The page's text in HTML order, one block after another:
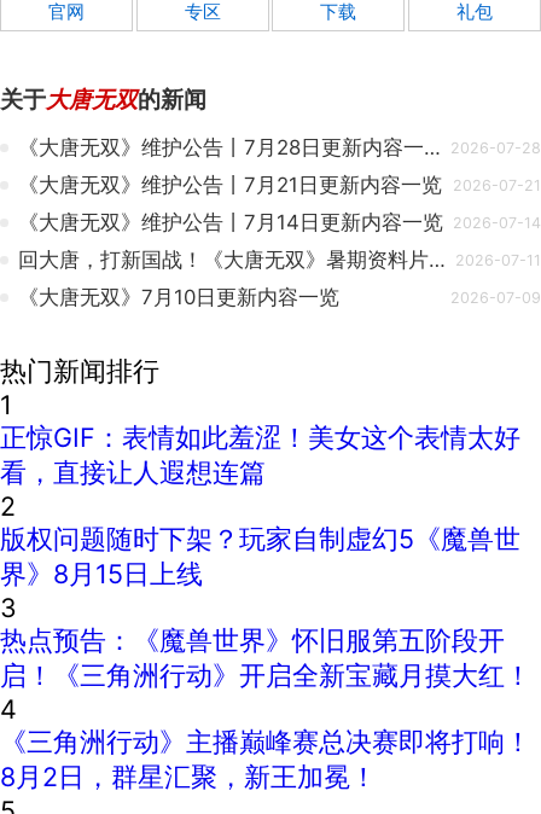
官网 专区 下载 礼包
关于大唐无双的新闻
《大唐无双》维护公告丨7月28日更新内容一览 2026-07-28
《大唐无双》维护公告丨7月21日更新内容一览 2026-07-21
《大唐无双》维护公告丨7月14日更新内容一览 2026-07-14
回大唐，打新国战！《大唐无双》暑期资料片今日史诗启幕 2026-07-11
《大唐无双》7月10日更新内容一览 2026-07-09
热门新闻排行
1
正惊GIF：表情如此羞涩！美女这个表情太好
看，直接让人遐想连篇
2
版权问题随时下架？玩家自制虚幻5《魔兽世
界》8月15日上线
3
热点预告：《魔兽世界》怀旧服第五阶段开
启！《三角洲行动》开启全新宝藏月摸大红！
4
《三角洲行动》主播巅峰赛总决赛即将打响！
8月2日，群星汇聚，新王加冕！